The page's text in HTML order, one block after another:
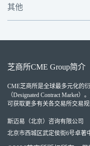
其他
芝商所CME Group简介
CME芝商所是全球最多元化的
（Designated Contract Market）
可获取更多有关各交易所交易规
斯迈易（北京）咨询有限公司
北京市西城区武定侯街6号卓著